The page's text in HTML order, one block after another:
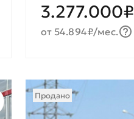
3.277.000₽
от 54.894₽/мес.
Продано